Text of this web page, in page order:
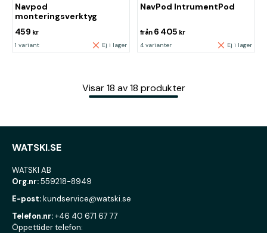
Navpod
monteringsverktyg
459 kr
1 variant Ej i lager
NavPod IntrumentPod
från 6 405 kr
4 varianter Ej i lager
Visar 18 av 18 produkter
WATSKI.SE
WATSKI AB
Org.nr:559218-8949
E-post:kundservice@watski.se
Telefon.nr:+46 40 671 67 77
Öppettider telefon: